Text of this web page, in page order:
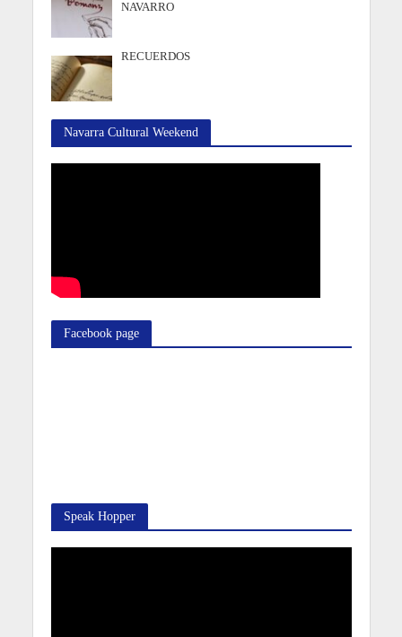
NAVARRO
RECUERDOS
Navarra Cultural Weekend
Facebook page
Speak Hopper